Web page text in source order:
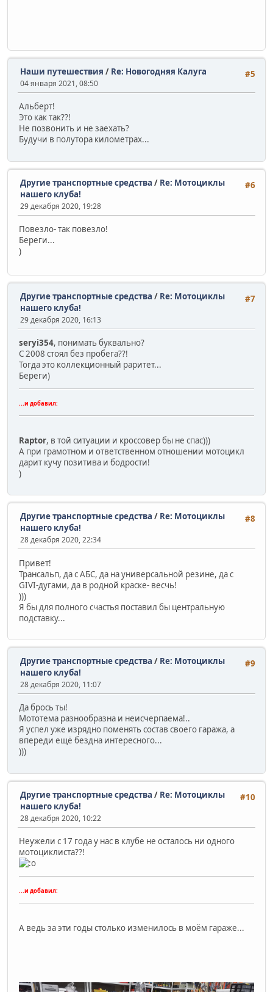
#5
Наши путешествия / Re: Новогодняя Калуга
04 января 2021, 08:50
Альберт!
Это как так??!
Не позвонить и не заехать?
Будучи в полутора километрах...
#6
Другие транспортные средства / Re: Мотоциклы
нашего клуба!
29 декабря 2020, 19:28
Повезло- так повезло!
Береги...
)
#7
Другие транспортные средства / Re: Мотоциклы
нашего клуба!
29 декабря 2020, 16:13
seryi354, понимать буквально?
С 2008 стоял без пробега??!
Тогда это коллекционный раритет...
Береги)
...и добавил:
Raptor, в той ситуации и кроссовер бы не спас)))
А при грамотном и ответственном отношении мотоцикл
дарит кучу позитива и бодрости!
)
#8
Другие транспортные средства / Re: Мотоциклы
нашего клуба!
28 декабря 2020, 22:34
Привет!
Трансальп, да с АБС, да на универсальной резине, да с
GIVI-дугами, да в родной краске- весчь!
)))
Я бы для полного счастья поставил бы центральную
подставку...
#9
Другие транспортные средства / Re: Мотоциклы
нашего клуба!
28 декабря 2020, 11:07
Да брось ты!
Мототема разнообразна и неисчерпаема!..
Я успел уже изрядно поменять состав своего гаража, а
впереди ещё бездна интересного...
)))
#10
Другие транспортные средства / Re: Мотоциклы
нашего клуба!
28 декабря 2020, 10:22
Неужели с 17 года у нас в клубе не осталось ни одного
мотоциклиста??!
...и добавил:
А ведь за эти годы столько изменилось в моём гараже...